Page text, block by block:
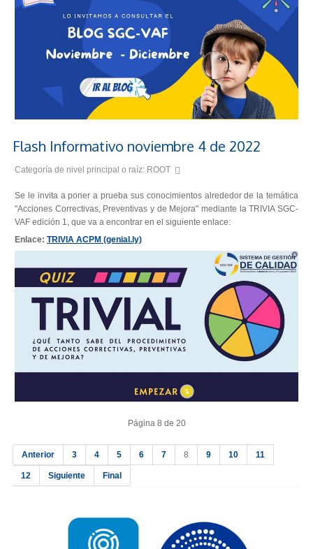
Flash Informativo noviembre 4 de 2022
Categoría de nivel principal o raíz: ROOT
Se le invita a poner a prueba sus conocimientos alrededor de la temática
"Acciones Correctivas, Preventivas y de Mejora" mediante la TRIVIA SGC-
VAF edición 1, que va a encontrar en el siguiente enlace:
Enlace: TRIVIA ACPM (genial.ly)
Página 8 de 20
Anterior 3 4 5 6 7 8 9 10 11
12 Siguiente Final